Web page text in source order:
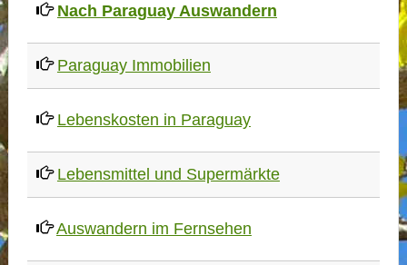
Nach Paraguay Auswandern
Paraguay Immobilien
Lebenskosten in Paraguay
Lebensmittel und Supermärkte
Auswandern im Fernsehen